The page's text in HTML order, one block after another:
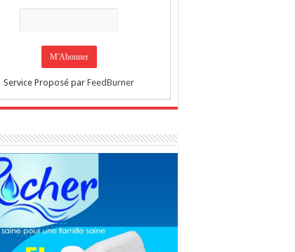
Service Proposé par FeedBurner